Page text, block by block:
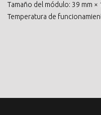
Tamaño del módulo: 39 mm ×
Temperatura de